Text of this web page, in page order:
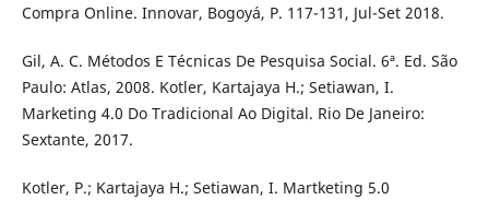
Compra Online. Innovar, Bogoyá, P. 117-131, Jul-Set 2018.
Gil, A. C. Métodos E Técnicas De Pesquisa Social. 6ª. Ed. São
Paulo: Atlas, 2008. Kotler, Kartajaya H.; Setiawan, I.
Marketing 4.0 Do Tradicional Ao Digital. Rio De Janeiro:
Sextante, 2017.
Kotler, P.; Kartajaya H.; Setiawan, I. Martketing 5.0